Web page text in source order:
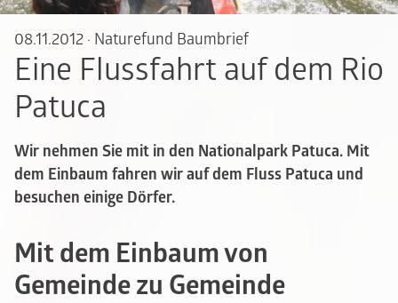
08.11.2012 · Naturefund Baumbrief
Eine Flussfahrt auf dem Rio
Patuca
Wir nehmen Sie mit in den Nationalpark Patuca. Mit
dem Einbaum fahren wir auf dem Fluss Patuca und
besuchen einige Dörfer.
Mit dem Einbaum von
Gemeinde zu Gemeinde